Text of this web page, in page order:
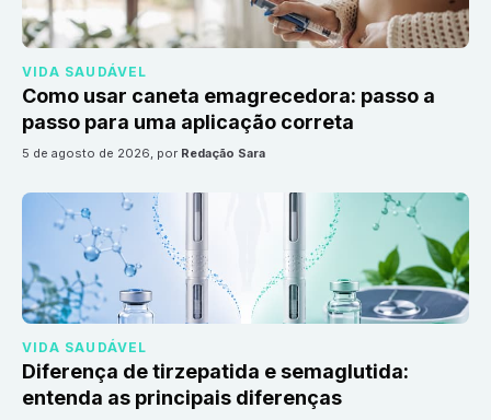
VIDA SAUDÁVEL
Como usar caneta emagrecedora: passo a
passo para uma aplicação correta
5 de agosto de 2026, por Redação Sara
VIDA SAUDÁVEL
Diferença de tirzepatida e semaglutida:
entenda as principais diferenças